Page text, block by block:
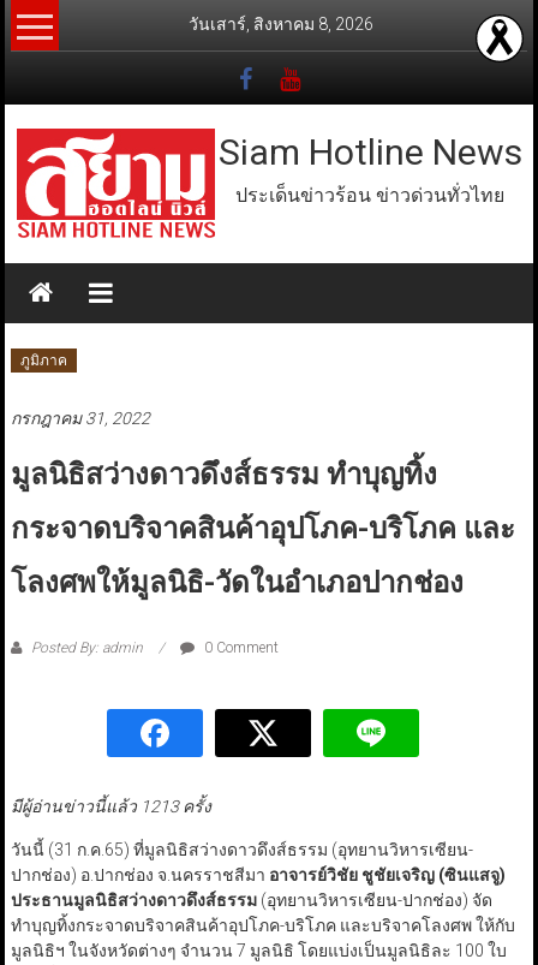
Skip
to
วันเสาร์, สิงหาคม 8, 2026
Siam Hotline News
ประเด็นข่าวร้อน ข่าวด่วนทั่วไทย
ภูมิภาค
กรกฎาคม 31, 2022
มูลนิธิสว่างดาวดึงส์ธรรม ทำบุญทิ้ง
กระจาดบริจาคสินค้าอุปโภค-บริโภค และ
โลงศพให้มูลนิธิ-วัดในอำเภอปากช่อง
Posted By: admin 0 Comment
มีผู้อ่านข่าวนี้แล้ว 1213 ครั้ง
วันนี้ (31 ก.ค.65) ที่มูลนิธิสว่างดาวดึงส์ธรรม (อุทยานวิหารเซียน-
ปากช่อง) อ.ปากช่อง จ.นครราชสีมา อาจารย์วิชัย ชูชัยเจริญ (ซินแสจู)
ประธานมูลนิธิสว่างดาวดึงส์ธรรม(อุทยานวิหารเซียน-ปากช่อง) จัด
ทำบุญทิ้งกระจาดบริจาคสินค้าอุปโภค-บริโภค และบริจาคโลงศพ ให้กับ
มูลนิธิฯ ในจังหวัดต่างๆ จำนวน 7 มูลนิธิ โดยแบ่งเป็นมูลนิธิละ 100 ใบ